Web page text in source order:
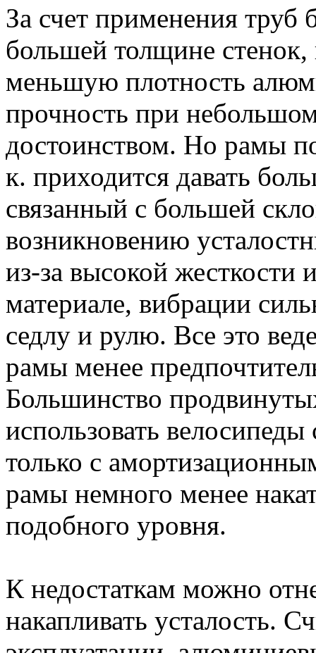
За счет применения труб
большей толщине
меньшую плотность
прочность при
достоинством. Но рамы
к. приходится давать
связанный с большей
возникновению
из-за высокой жесткости
материале, вибрации
седлу и рулю. Все это
рамы менее
Большинство
использовать
только с
рамы немного менее
подобного уровня.
К недостаткам можно
накапливать усталость.